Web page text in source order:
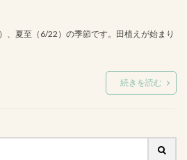
、夏至（6/22）の季節です。田植えが始まり
続きを読む